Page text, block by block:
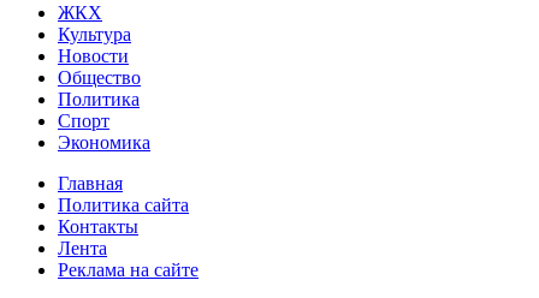
ЖКХ
Культура
Новости
Общество
Политика
Спорт
Экономика
Главная
Политика сайта
Контакты
Лента
Реклама на сайте